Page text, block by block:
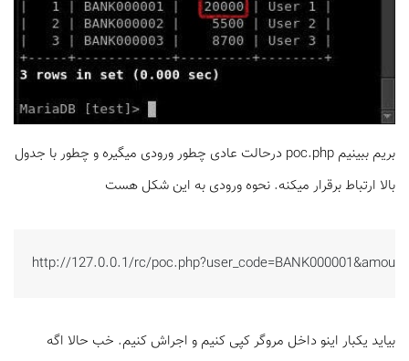
بریم ببینیم poc.php درحالت عادی چطور ورودی میگیره و چطور با جدول
بالا ارتباط برقرار میکنه. نحوه ورودی به این شکل هست
http://127.0.0.1/rc/
بیاید یکبار اینو داخل مروگر کپی کنیم و اجراش کنیم. خب حالا اگه